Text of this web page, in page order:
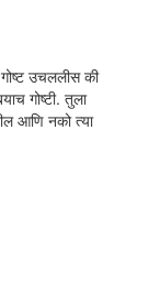
उचललीस की
गोष्टी. तुला
आणि नको त्या